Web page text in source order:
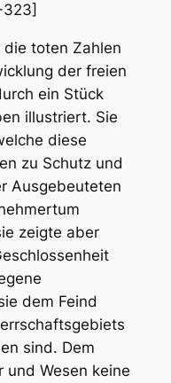
323]
die toten Zahlen
der freien
ein Stück
illustriert. Sie
diese
zu Schutz und
Ausgebeuteten
zeigte aber
dem Feind
sind. Dem
und Wesen keine